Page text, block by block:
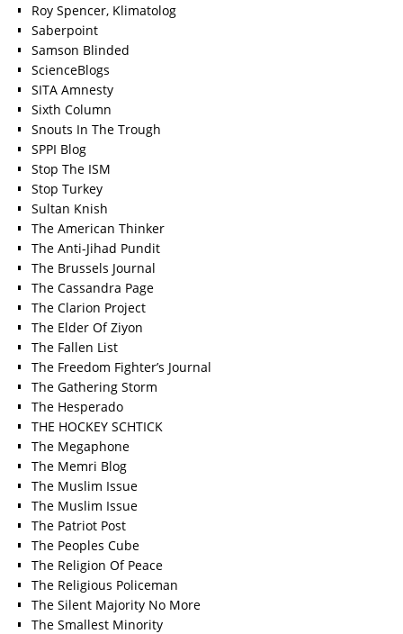
Roy Spencer, Klimatolog
Saberpoint
Samson Blinded
ScienceBlogs
SITA Amnesty
Sixth Column
Snouts In The Trough
SPPI Blog
Stop The ISM
Stop Turkey
Sultan Knish
The American Thinker
The Anti-Jihad Pundit
The Brussels Journal
The Cassandra Page
The Clarion Project
The Elder Of Ziyon
The Fallen List
The Freedom Fighter’s Journal
The Gathering Storm
The Hesperado
THE HOCKEY SCHTICK
The Megaphone
The Memri Blog
The Muslim Issue
The Muslim Issue
The Patriot Post
The Peoples Cube
The Religion Of Peace
The Religious Policeman
The Silent Majority No More
The Smallest Minority